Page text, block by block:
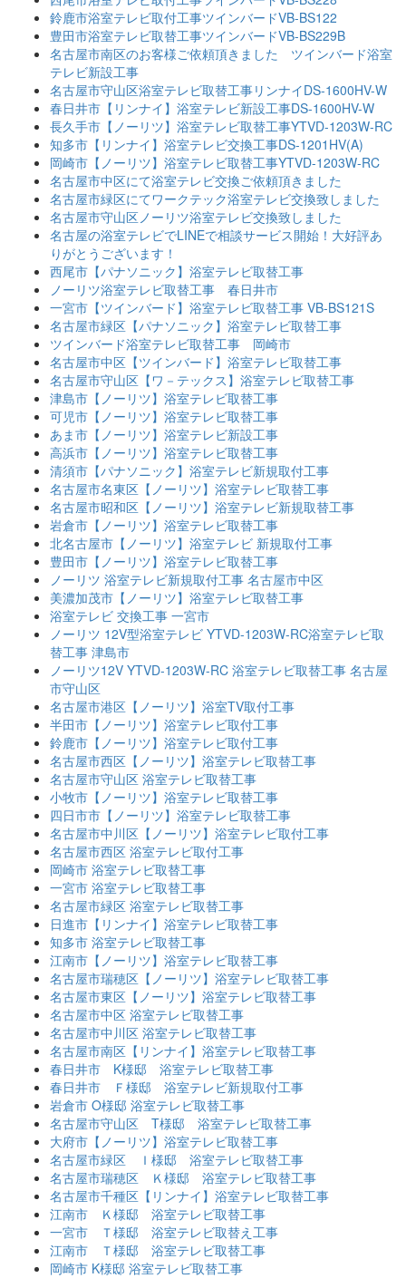
鈴鹿市浴室テレビ取付工事ツインバードVB-BS122
豊田市浴室テレビ取替工事ツインバードVB-BS229B
名古屋市南区のお客様ご依頼頂きました ツインバード浴室
テレビ新設工事
名古屋市守山区浴室テレビ取替工事リンナイDS-1600HV-W
春日井市【リンナイ】浴室テレビ新設工事DS-1600HV-W
長久手市【ノーリツ】浴室テレビ取替工事YTVD-1203W-RC
知多市【リンナイ】浴室テレビ交換工事DS-1201HV(A)
岡崎市【ノーリツ】浴室テレビ取替工事YTVD-1203W-RC
名古屋市中区にて浴室テレビ交換ご依頼頂きました
名古屋市緑区にてワークテック浴室テレビ交換致しました
名古屋市守山区ノーリツ浴室テレビ交換致しました
名古屋の浴室テレビでLINEで相談サービス開始！大好評あ
りがとうございます！
西尾市【パナソニック】浴室テレビ取替工事
ノーリツ浴室テレビ取替工事 春日井市
一宮市【ツインバード】浴室テレビ取替工事 VB-BS121S
名古屋市緑区【パナソニック】浴室テレビ取替工事
ツインバード浴室テレビ取替工事 岡崎市
名古屋市中区【ツインバード】浴室テレビ取替工事
名古屋市守山区【ワ－テックス】浴室テレビ取替工事
津島市【ノーリツ】浴室テレビ取替工事
可児市【ノーリツ】浴室テレビ取替工事
あま市【ノーリツ】浴室テレビ新設工事
高浜市【ノーリツ】浴室テレビ取替工事
清須市【パナソニック】浴室テレビ新規取付工事
名古屋市名東区【ノーリツ】浴室テレビ取替工事
名古屋市昭和区【ノーリツ】浴室テレビ新規取替工事
岩倉市【ノーリツ】浴室テレビ取替工事
北名古屋市【ノーリツ】浴室テレビ 新規取付工事
豊田市【ノーリツ】浴室テレビ取替工事
ノーリツ 浴室テレビ新規取付工事 名古屋市中区
美濃加茂市【ノーリツ】浴室テレビ取替工事
浴室テレビ 交換工事 一宮市
ノーリツ 12V型浴室テレビ YTVD-1203W-RC浴室テレビ取
替工事 津島市
ノーリツ12V YTVD-1203W-RC 浴室テレビ取替工事 名古屋
市守山区
名古屋市港区【ノーリツ】浴室TV取付工事
半田市【ノーリツ】浴室テレビ取付工事
鈴鹿市【ノーリツ】浴室テレビ取付工事
名古屋市西区【ノーリツ】浴室テレビ取替工事
名古屋市守山区 浴室テレビ取替工事
小牧市【ノーリツ】浴室テレビ取替工事
四日市市【ノーリツ】浴室テレビ取替工事
名古屋市中川区【ノーリツ】浴室テレビ取付工事
名古屋市西区 浴室テレビ取付工事
岡崎市 浴室テレビ取替工事
一宮市 浴室テレビ取替工事
名古屋市緑区 浴室テレビ取替工事
日進市【リンナイ】浴室テレビ取替工事
知多市 浴室テレビ取替工事
江南市【ノーリツ】浴室テレビ取替工事
名古屋市瑞穂区【ノーリツ】浴室テレビ取替工事
名古屋市東区【ノーリツ】浴室テレビ取替工事
名古屋市中区 浴室テレビ取替工事
名古屋市中川区 浴室テレビ取替工事
名古屋市南区【リンナイ】浴室テレビ取替工事
春日井市 K様邸 浴室テレビ取替工事
春日井市 Ｆ様邸 浴室テレビ新規取付工事
岩倉市 O様邸 浴室テレビ取替工事
名古屋市守山区 T様邸 浴室テレビ取替工事
大府市【ノーリツ】浴室テレビ取替工事
名古屋市緑区 Ｉ様邸 浴室テレビ取替工事
名古屋市瑞穂区 Ｋ様邸 浴室テレビ取替工事
名古屋市千種区【リンナイ】浴室テレビ取替工事
江南市 Ｋ様邸 浴室テレビ取替工事
一宮市 Ｔ様邸 浴室テレビ取替え工事
江南市 Ｔ様邸 浴室テレビ取替工事
岡崎市 K様邸 浴室テレビ取替工事